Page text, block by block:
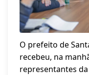
O prefeito de
recebeu, na
representantes